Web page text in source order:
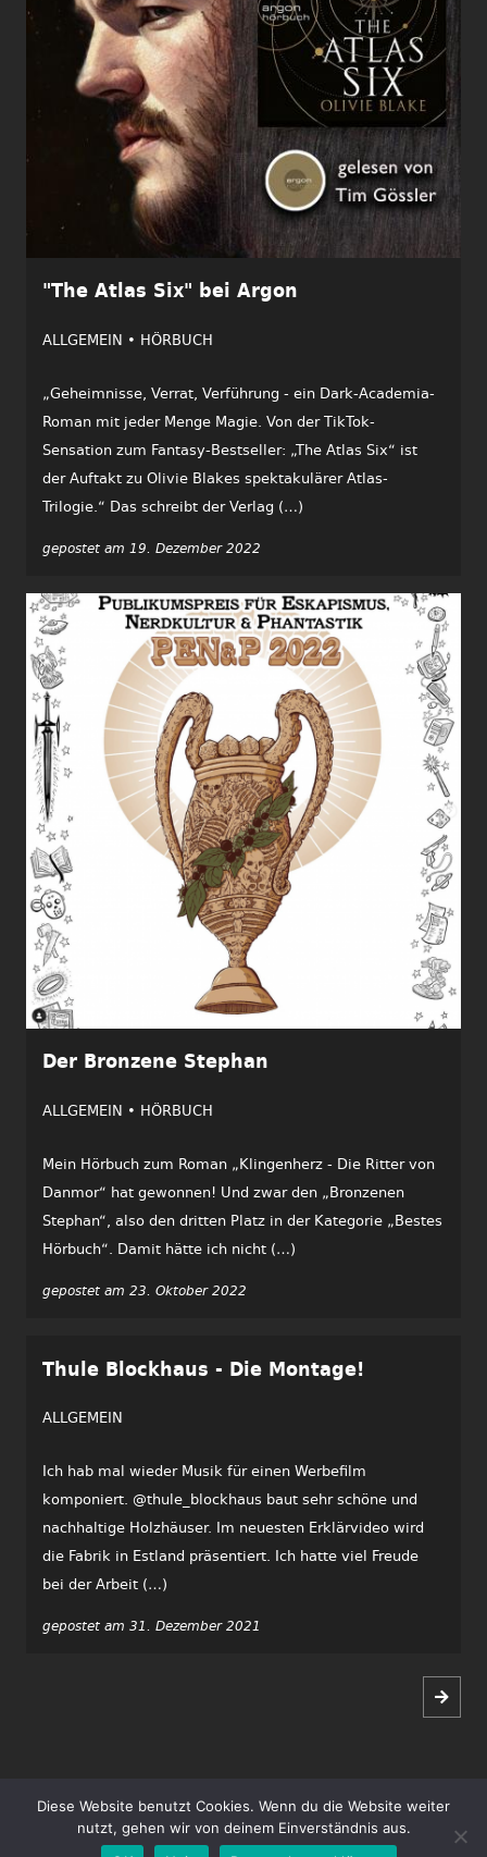
"The Atlas Six" bei Argon
ALLGEMEIN • HÖRBUCH
„Geheimnisse, Verrat, Verführung - ein Dark-Academia-
Roman mit jeder Menge Magie. Von der TikTok-
Sensation zum Fantasy-Bestseller: „The Atlas Six“ ist
der Auftakt zu Olivie Blakes spektakulärer Atlas-
Trilogie.“ Das schreibt der Verlag (…)
gepostet am 19. Dezember 2022
Der Bronzene Stephan
ALLGEMEIN • HÖRBUCH
Mein Hörbuch zum Roman „Klingenherz - Die Ritter von
Danmor“ hat gewonnen! Und zwar den „Bronzenen
Stephan“, also den dritten Platz in der Kategorie „Bestes
Hörbuch“. Damit hätte ich nicht (…)
gepostet am 23. Oktober 2022
Thule Blockhaus - Die Montage!
ALLGEMEIN
Ich hab mal wieder Musik für einen Werbefilm
komponiert. @thule_blockhaus baut sehr schöne und
nachhaltige Holzhäuser. Im neuesten Erklärvideo wird
die Fabrik in Estland präsentiert. Ich hatte viel Freude
bei der Arbeit (…)
gepostet am 31. Dezember 2021
Copyright ©2026 Tim Gössler | Alle Rechte vorbehalten.
Diese Website benutzt Cookies. Wenn du die Website weiter
nutzt, gehen wir von deinem Einverständnis aus.